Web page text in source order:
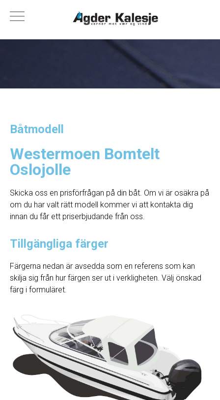
Båtmodell
Westermoen Bomtelt
Oslojolle
Skicka oss en prisförfrågan på din båt. Om vi ​​är osäkra på
om du har valt rätt modell kommer vi att kontakta dig
innan du får ett priserbjudande från oss.
Tillgängliga färger
Färgerna nedan är avsedda som en referens som kan
skilja sig från hur färgen ser ut i verkligheten. Välj önskad
färg i formuläret.